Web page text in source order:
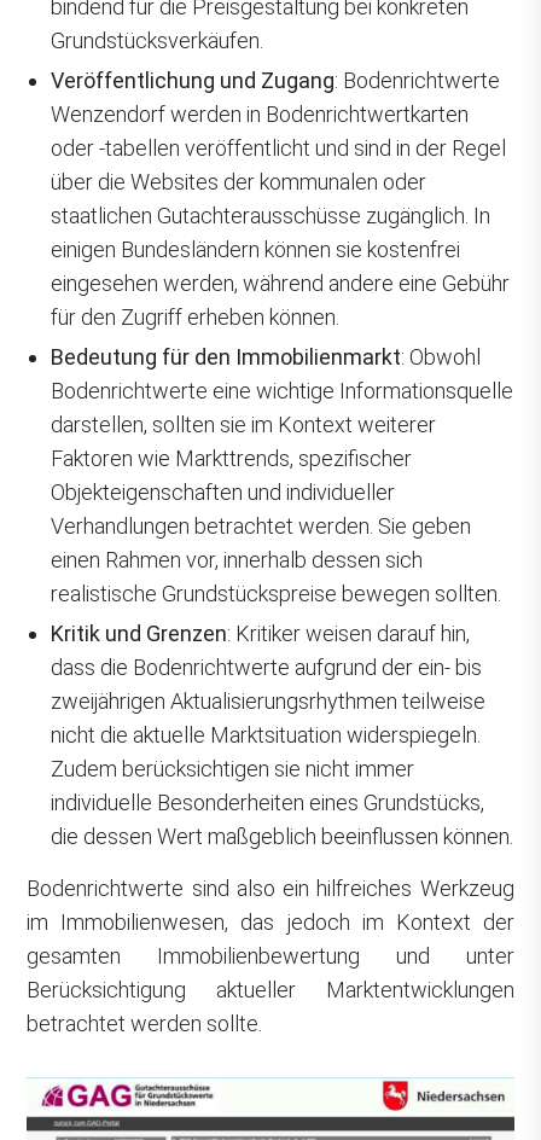
bindend für die Preisgestaltung bei konkreten
Grundstücksverkäufen.
Veröffentlichung und Zugang: Bodenrichtwerte
Wenzendorf werden in Bodenrichtwertkarten
oder -tabellen veröffentlicht und sind in der Regel
über die Websites der kommunalen oder
staatlichen Gutachterausschüsse zugänglich. In
einigen Bundesländern können sie kostenfrei
eingesehen werden, während andere eine Gebühr
für den Zugriff erheben können.
Bedeutung für den Immobilienmarkt: Obwohl
Bodenrichtwerte eine wichtige Informationsquelle
darstellen, sollten sie im Kontext weiterer
Faktoren wie Markttrends, spezifischer
Objekteigenschaften und individueller
Verhandlungen betrachtet werden. Sie geben
einen Rahmen vor, innerhalb dessen sich
realistische Grundstückspreise bewegen sollten.
Kritik und Grenzen: Kritiker weisen darauf hin,
dass die Bodenrichtwerte aufgrund der ein- bis
zweijährigen Aktualisierungsrhythmen teilweise
nicht die aktuelle Marktsituation widerspiegeln.
Zudem berücksichtigen sie nicht immer
individuelle Besonderheiten eines Grundstücks,
die dessen Wert maßgeblich beeinflussen können.
Bodenrichtwerte sind also ein hilfreiches Werkzeug
im Immobilienwesen, das jedoch im Kontext der
gesamten Immobilienbewertung und unter
Berücksichtigung aktueller Marktentwicklungen
betrachtet werden sollte.